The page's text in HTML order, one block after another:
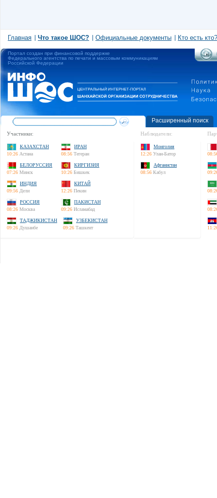
Главная Что такое ШОС? Официальные документы Кто есть кто?
Портал создан при финансовой поддержке
Федерального агентства по печати и массовым коммуникациям
Российской Федерации
Расширенный поиск
Участники:
КАЗАХСТАН
10:26 Астана
ИРАН
08:56 Тегеран
БЕЛОРУССИЯ
07:26 Минск
КИРГИЗИЯ
10:26 Бишкек
ИНДИЯ
09:56 Дели
КИТАЙ
12:26 Пекин
РОССИЯ
08:26 Москва
ПАКИСТАН
09:26 Исламабад
ТАДЖИКИСТАН
09:26 Душанбе
УЗБЕКИСТАН
09:26 Ташкент
Наблюдатели:
Монголия
12:26 Улан-Батор
Афганистан
08:56 Кабул